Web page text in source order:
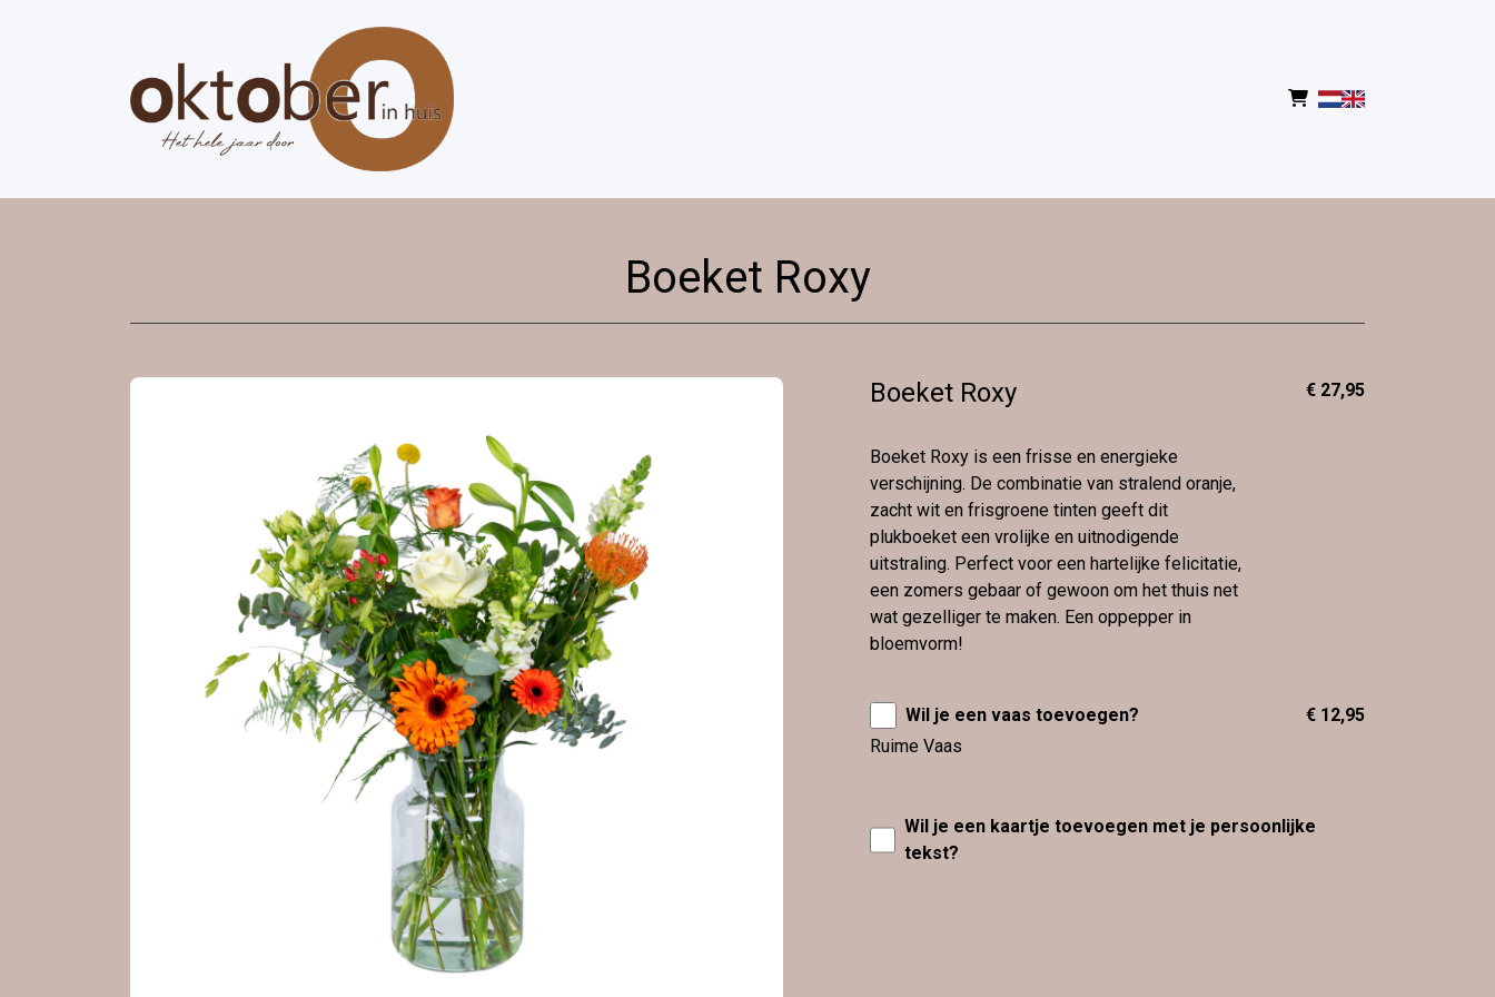
Boeket Roxy
Boeket Roxy
Boeket Roxy is een frisse en energieke
verschijning. De combinatie van stralend oranje,
zacht wit en frisgroene tinten geeft dit
plukboeket een vrolijke en uitnodigende
uitstraling. Perfect voor een hartelijke felicitatie,
een zomers gebaar of gewoon om het thuis net
wat gezelliger te maken. Een oppepper in
bloemvorm!
€ 27,95
Wil je een vaas toevoegen?
Ruime Vaas
€ 12,95
Wil je een kaartje toevoegen met je persoonlijke
tekst?